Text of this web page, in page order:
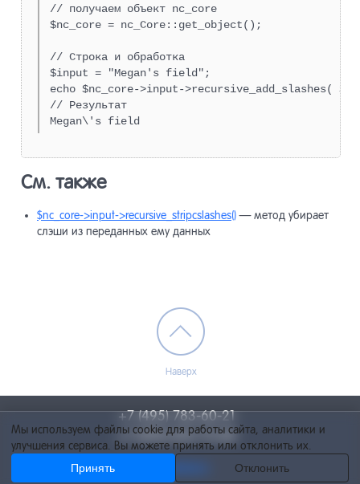
// получаем объект nc_core
$nc_core = nc_Core::get_object();
// Строка и обработка
$input = "Megan's field";
echo $nc_core->input->recursive_add_slashes(
// Результат
Megan\'s field
См. также
$nc_core->input->recursive_stripcslashes()— метод убирает
слэши из переданных ему данных
Наверх
+7 (495) 783-60-21
+7 (495) 055-73-84
Мы используем файлы cookie для работы сайта, аналитики и
улучшения сервиса. Вы можете принять или отклонить их.
Принять
Отклонить